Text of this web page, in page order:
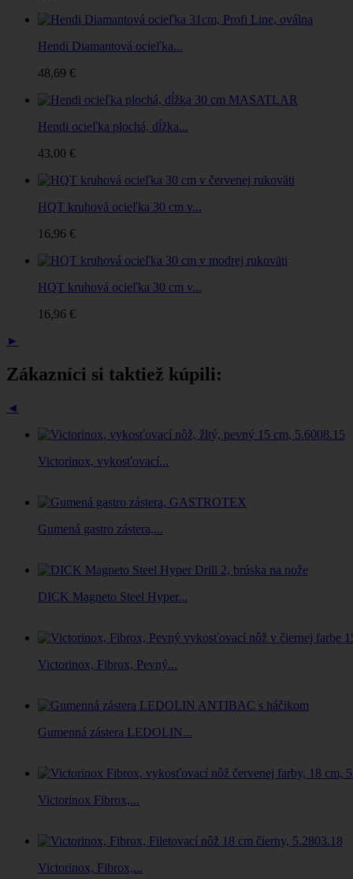
Hendi Diamantová ocieľka...
48,69 €
Hendi ocieľka plochá, dĺžka...
43,00 €
HQT kruhová ocieľka 30 cm v...
16,96 €
HQT kruhová ocieľka 30 cm v...
16,96 €
►
Zákazníci si taktiež kúpili:
◄
Victorinox, vykosťovací...
Gumená gastro zástera,...
DICK Magneto Steel Hyper...
Victorinox, Fibrox, Pevný...
Gumenná zástera LEDOLIN...
Victorinox Fibrox,...
Victorinox, Fibrox,...